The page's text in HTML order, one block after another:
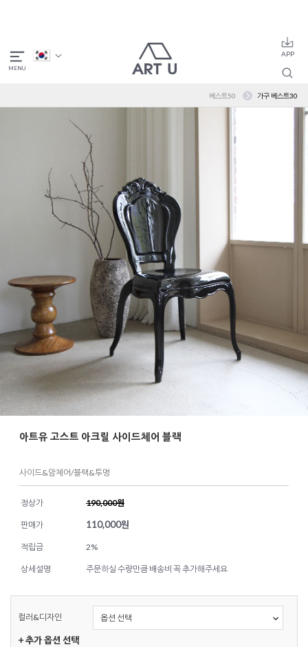
베스트50 가구 베스트30
아트유 고스트 아크릴 사이드체어 블랙
사이드&암체어/블랙&투명
정상가 190,000원
판매가 110,000원
적립금 2%
상세설명 주문하실 수량만큼 배송비 꼭 추가해주세요
컬러&디자인
+ 추가 옵션 선택